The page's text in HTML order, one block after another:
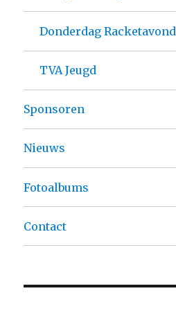
Donderdag Racketavond
TVA Jeugd
Sponsoren
Nieuws
Fotoalbums
Contact